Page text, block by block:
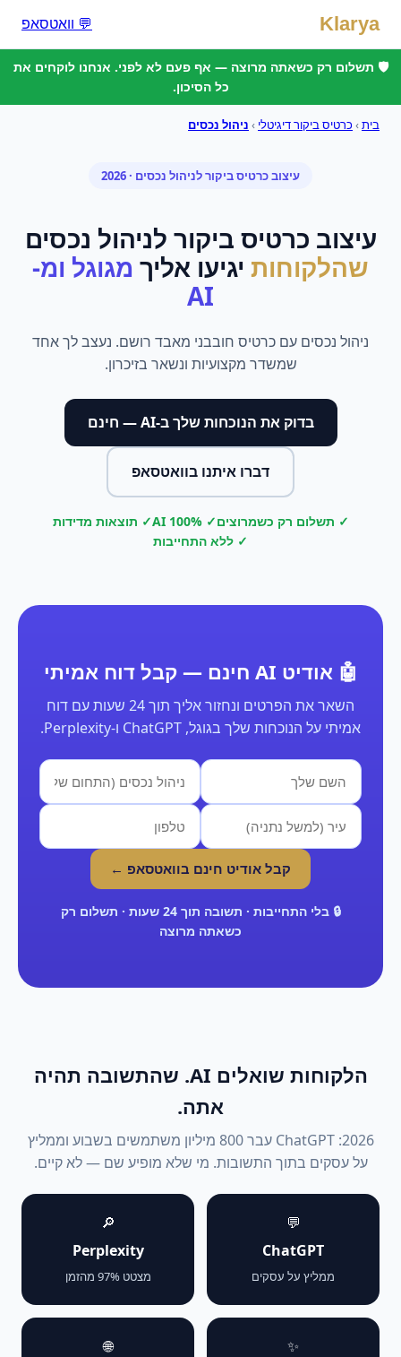
Klarya 💬 וואטסאפ
🛡️ תשלום רק כשאתה מרוצה — אף פעם לא לפני. אנחנו לוקחים את
כל הסיכון.
בית› כרטיס ביקור דיגיטלי › ניהול נכסים
עיצוב כרטיס ביקורלניהול נכסים · 2026
עיצוב כרטיס ביקור לניהול נכסים
שהלקוחות יגיעו אליך מגוגל ומ-
AI
ניהול נכסים עם כרטיס חובבני מאבד רושם. נעצב לך אחד
שמשדר מקצועיות ונשאר בזיכרון.
בדוק את הנוכחות שלך ב-AI — חינם
דברו איתנו בוואטסאפ
✓ תשלום רק כשמרוצים✓ 100% AI
✓ תוצאות מדידות
✓ ללא התחייבות
🤖 אודיט AI חינם — קבל דוח אמיתי
השאר את הפרטים ונחזור אליך תוך 24 שעות עם דוח
אמיתי על הנוכחות שלך בגוגל, ChatGPT ו-Perplexity.
קבל אודיט חינם בוואטסאפ ←
🔒 בלי התחייבות · תשובה תוך 24 שעות · תשלום רק
כשאתה מרוצה
הלקוחות שואלים AI. שהתשובה תהיה
אתה.
2026: ChatGPT עבר 800 מיליון משתמשים בשבוע וממליץ
על עסקים בתוך התשובות. מי שלא מופיע שם — לא קיים.
💬
ChatGPT
ממליץ על עסקים
🔎
Perplexity
מצטט 97% מהזמן
✨
🌐